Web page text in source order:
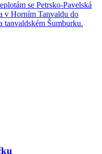
se Petrsko-Pavelská
v Horním Tanvaldu do
tanvaldském Šumburku.